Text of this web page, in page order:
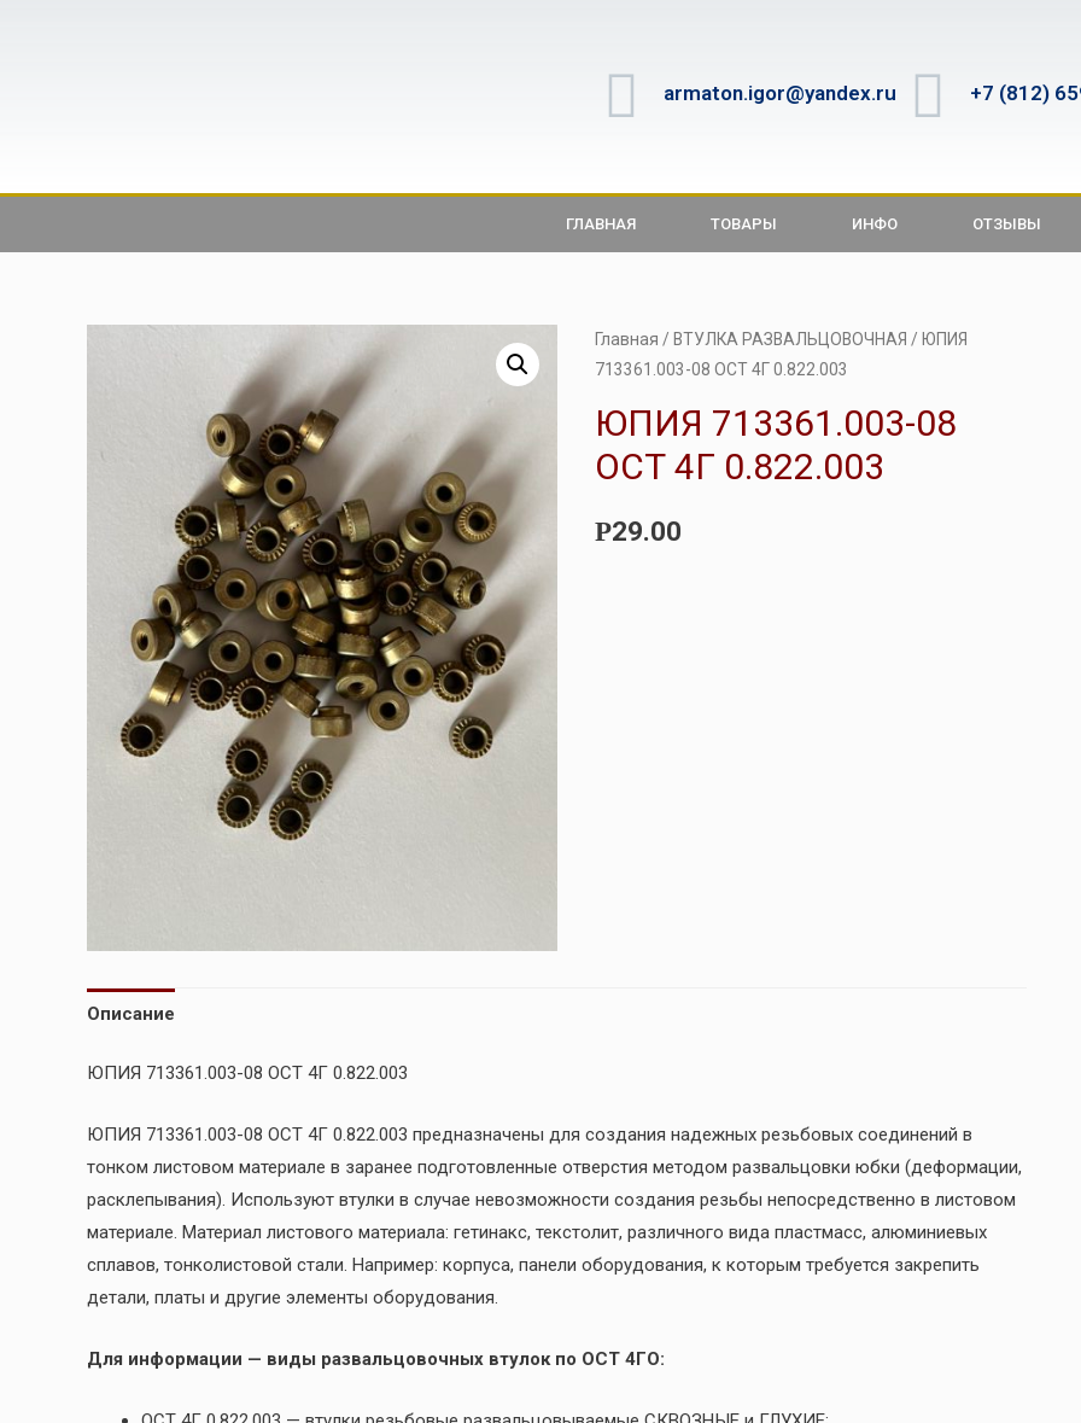
armaton.igor@yandex.ru +7 (812)
ГЛАВНАЯ ТОВАРЫ ИНФО ОТЗЫВЫ
Главная / ВТУЛКА РАЗВАЛЬЦОВОЧНАЯ / ЮПИЯ
713361.003-08 ОСТ 4Г 0.822.003
ЮПИЯ 713361.003-08
ОСТ 4Г 0.822.003
Р29.00
Описание
ЮПИЯ 713361.003-08 ОСТ 4Г 0.822.003
ЮПИЯ 713361.003-08 ОСТ 4Г 0.822.003 предназначены для создания надежных резьбовых соединений в
тонком листовом материале в заранее подготовленные отверстия методом развальцовки юбки (деформации,
расклепывания). Используют втулки в случае невозможности создания резьбы непосредственно в листовом
материале. Материал листового материала: гетинакс, текстолит, различного вида пластмасс, алюминиевых
сплавов, тонколистовой стали. Например: корпуса, панели оборудования, к которым требуется закрепить
детали, платы и другие элементы оборудования.
Для информации — виды развальцовочных втулок по ОСТ 4ГО: